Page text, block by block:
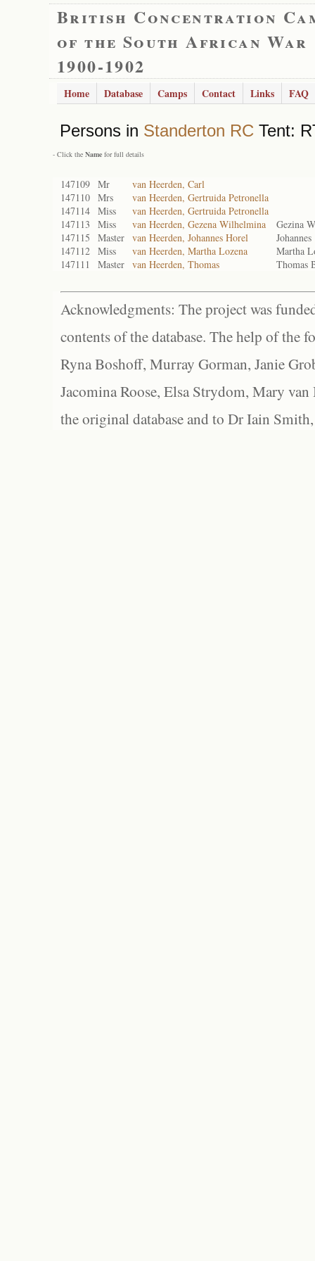
British Concentration
of the South African War
1900-1902
Home Database Camps Contact Links FAQ
Persons in Standerton RC Tent:
- Click the Name for full details
147109 Mr
van Heerden, Carl
147110 Mrs
van Heerden, Gertruida Petronella
147114 Miss
van Heerden, Gertruida Petronella
147113
Miss van Heerden, Gezena Wilhelmina
Gezina
147115
Master van Heerden, Johannes Horel
Johannes
147112 Miss van Heerden, Martha Lozena
Martha
147111
Master van Heerden, Thomas Thomas
Acknowledgments: The project was
contents of the database. The help of the
Ryna Boshoff, Murray Gorman, Janie
Jacomina Roose, Elsa Strydom, Mary
the original database and to Dr Iain